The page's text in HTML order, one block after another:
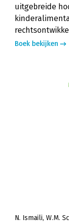
uitgebreide
Boek bekijken
N. Ismaili W.M.